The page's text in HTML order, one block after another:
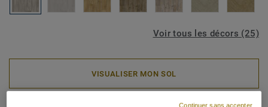
Voir tous les décors (25)
VISUALISER MON SOL
Continuer sans accepter